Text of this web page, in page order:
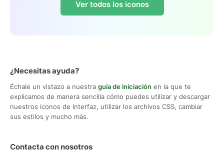
Ver todos los iconos
¿Necesitas ayuda?
Échale un vistazo a nuestra guía de iniciación en la que te
explicamos de manera sencilla cómo puedes utilizar y descargar
nuestros iconos de interfaz, utilizar los archivos CSS, cambiar
sus estilos y mucho más.
Contacta con nosotros